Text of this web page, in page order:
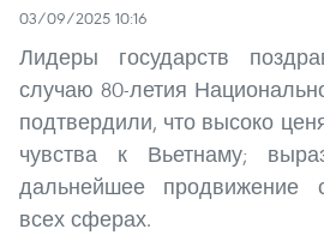
03/09/2025 10:16
Лидеры государств
случаю 80-летия
подтвердили, что высоко
чувства к Вьетнаму;
дальнейшее продвижение
всех сферах.